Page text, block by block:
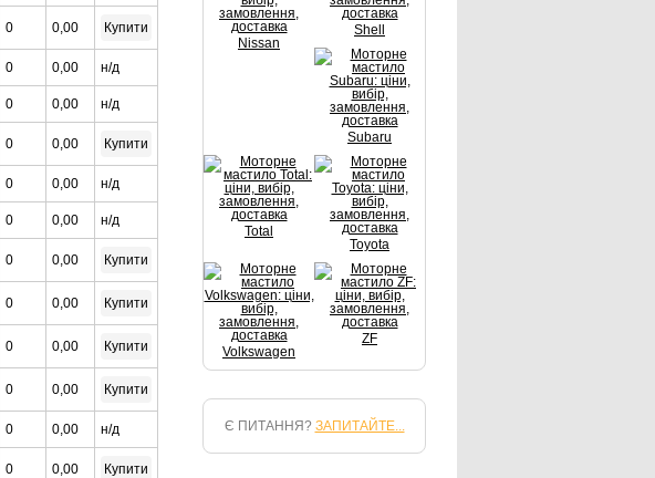
0 0,00 Купити
0 0,00 н/д
0 0,00 н/д
0 0,00 Купити
0 0,00 н/д
0 0,00 н/д
0 0,00 Купити
0 0,00 Купити
0 0,00 Купити
0 0,00 Купити
0 0,00 н/д
0 0,00 Купити
Nissan
Shell
Subaru
Total
Toyota
Volkswagen
ZF
Є ПИТАННЯ? ЗАПИТАЙТЕ...